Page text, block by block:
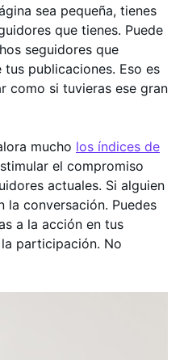
sea pequeña, tienes
que tienes. Puede
seguidores que
publicaciones. Eso es
como si tuvieras ese gran
mucho los índices de
el compromiso
actuales. Si alguien
la conversación. Puedes
a la acción en tus
participación. No